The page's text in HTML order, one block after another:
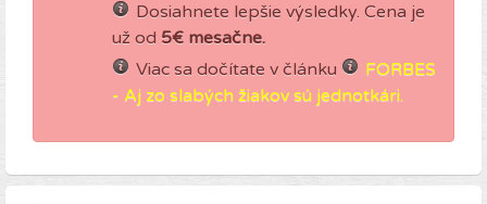
Dosiahnete lepšie výsledky. Cena je
už od 5€ mesačne.
Viac sa dočítate v článku
FORBES
- Aj zo slabých žiakov sú jednotkári.